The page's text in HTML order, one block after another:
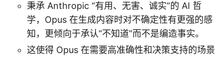
秉承 Anthropic “有用、无害、诚实”的 AI 哲
学，Opus 在生成内容时对不确定性有更强的感
知，更倾向于承认“不知道”而不是编造事实。
这使得 Opus 在需要高准确性和决策支持的场景